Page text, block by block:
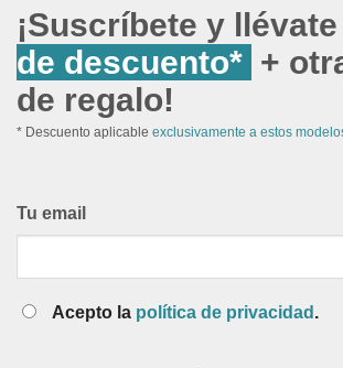
¡Suscríbete y
de descuento* +
de regalo!
* Descuento aplicable exclusivamente a estos
Tu email
Acepto la política de privacidad .